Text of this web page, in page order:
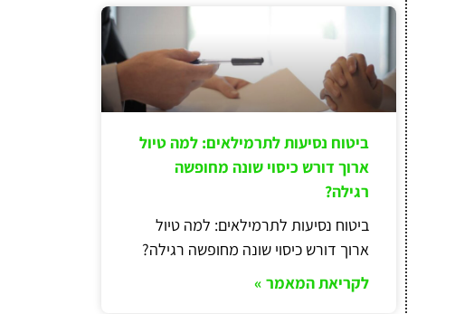
ביטוח נסיעות לתרמילאים: למה טיול
ארוך דורש כיסוי שונה מחופשה
רגילה?
ביטוח נסיעות לתרמילאים: למה טיול
ארוך דורש כיסוי שונה מחופשה רגילה?
לקריאת המאמר »